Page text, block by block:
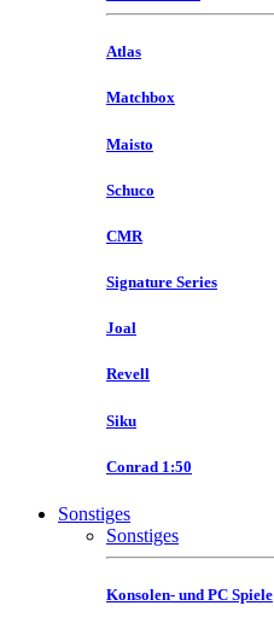
Atlas
Matchbox
Maisto
Schuco
CMR
Signature Series
Joal
Revell
Siku
Conrad 1:50
Sonstiges
Sonstiges
Konsolen- und PC Spiele